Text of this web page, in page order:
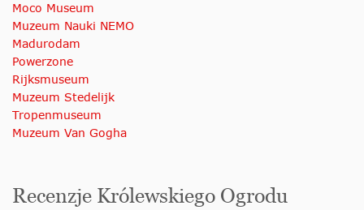
Moco Museum
Muzeum Nauki NEMO
Madurodam
Powerzone
Rijksmuseum
Muzeum Stedelijk
Tropenmuseum
Muzeum Van Gogha
Recenzje Królewskiego Ogrodu